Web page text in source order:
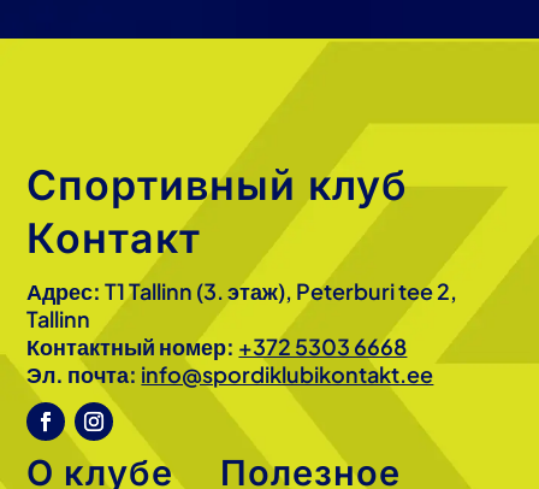
Спортивный клуб
Контакт
Адрес: T1 Tallinn (3. этаж), Peterburi tee 2,
Tallinn
Контактный номер: +372 5303 6668
Эл. почта: info@spordiklubikontakt.ee
О клубе Полезное